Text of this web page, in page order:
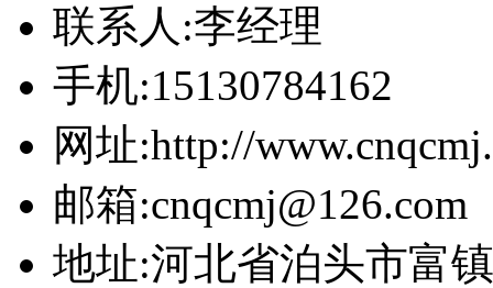
联系人:李经理
手机:15130784162
网址:http://
邮箱:cnqcmj@126.com
地址:河北省泊头市富